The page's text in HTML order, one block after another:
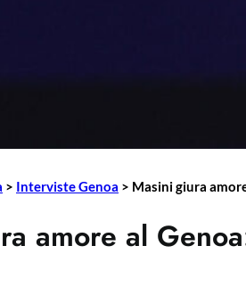
> Interviste Genoa > Masini giura
amore al